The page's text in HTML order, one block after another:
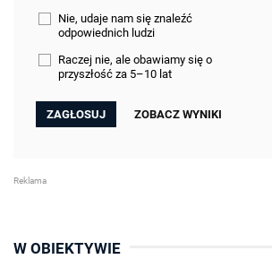
Nie, udaje nam się znaleźć
odpowiednich ludzi
Raczej nie, ale obawiamy się o
przyszłość za 5–10 lat
ZOBACZ WYNIKI
W OBIEKTYWIE